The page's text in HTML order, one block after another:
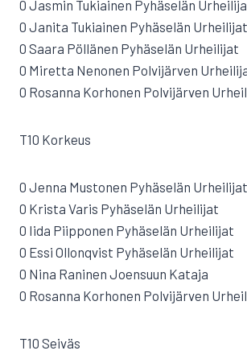
0 Jasmin Tukiainen Pyhäselän
0 Janita Tukiainen Pyhäselän Urheilijat
0 Saara Pöllänen Pyhäselän Urheilijat
0 Miretta Nenonen Polvijärven
0 Rosanna Korhonen Polvijärven
T10 Korkeus
0 Jenna Mustonen Pyhäselän Urheilijat
0 Krista Varis Pyhäselän Urheilijat
0 Iida Piipponen Pyhäselän Urheilijat
0 Essi Ollonqvist Pyhäselän Urheilijat
0 Nina Raninen Joensuun Kataja
0 Rosanna Korhonen Polvijärven
T10 Seiväs